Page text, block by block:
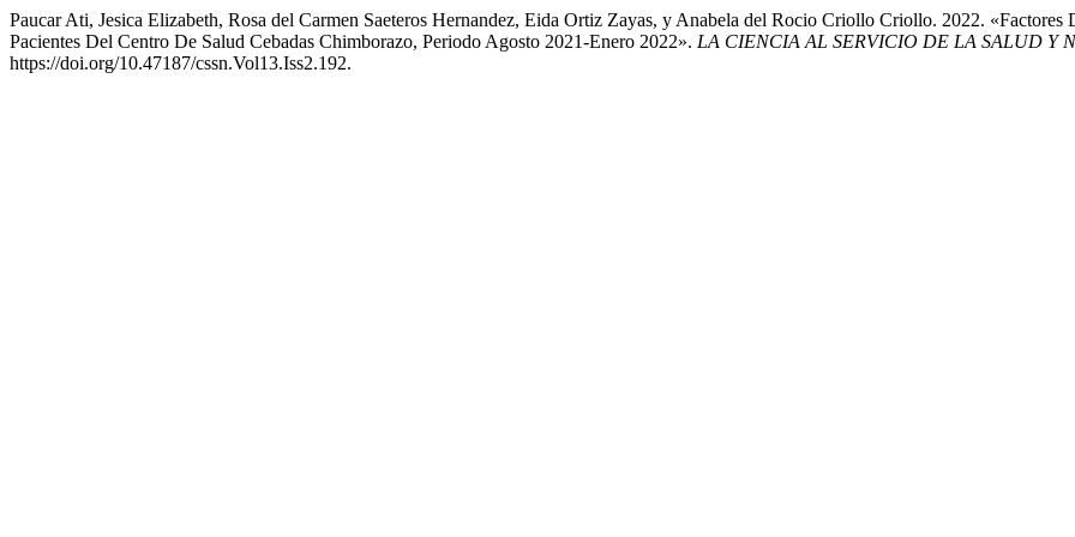
Paucar Ati, Jesica Elizabeth, Rosa del Carmen Saeteros Hernandez, Eida Ortiz Zayas, y Anabela del Rocio Criollo Criollo. 2022.
Pacientes Del Centro De Salud Cebadas Chimborazo, Periodo Agosto 2021-Enero 2022». LA CIENCIA AL SERVICIO DE LA SALUD Y
https://doi.org/10.47187/cssn.Vol13.Iss2.192.